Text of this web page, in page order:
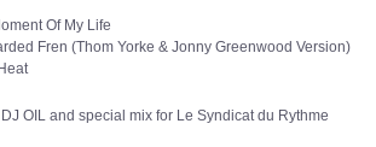
Of My Life
Fren (Thom Yorke & Jonny Greenwood Version)
DJ OIL and special mix for Le Syndicat du Rythme